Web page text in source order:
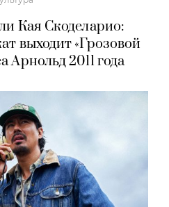
Кая Скоделарио:
выходит «Грозовой
Арнольд 2011 года